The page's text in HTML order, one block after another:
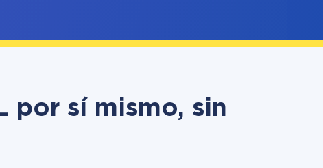
por sí mismo, sin